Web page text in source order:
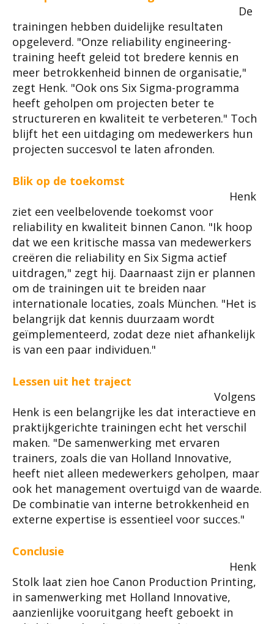
De
trainingen hebben duidelijke resultaten
opgeleverd. "Onze reliability engineering-
training heeft geleid tot bredere kennis en
meer betrokkenheid binnen de organisatie,"
zegt Henk. "Ook ons Six Sigma-programma
heeft geholpen om projecten beter te
structureren en kwaliteit te verbeteren." Toch
blijft het een uitdaging om medewerkers hun
projecten succesvol te laten afronden.
Blik op de toekomst
Henk
ziet een veelbelovende toekomst voor
reliability en kwaliteit binnen Canon. "Ik hoop
dat we een kritische massa van medewerkers
creëren die reliability en Six Sigma actief
uitdragen," zegt hij. Daarnaast zijn er plannen
om de trainingen uit te breiden naar
internationale locaties, zoals München. "Het is
belangrijk dat kennis duurzaam wordt
geïmplementeerd, zodat deze niet afhankelijk
is van een paar individuen."
Lessen uit het traject
Volgens
Henk is een belangrijke les dat interactieve en
praktijkgerichte trainingen echt het verschil
maken. "De samenwerking met ervaren
trainers, zoals die van Holland Innovative,
heeft niet alleen medewerkers geholpen, maar
ook het management overtuigd van de waarde.
De combinatie van interne betrokkenheid en
externe expertise is essentieel voor succes."
Conclusie
Henk
Stolk laat zien hoe Canon Production Printing,
in samenwerking met Holland Innovative,
aanzienlijke vooruitgang heeft geboekt in